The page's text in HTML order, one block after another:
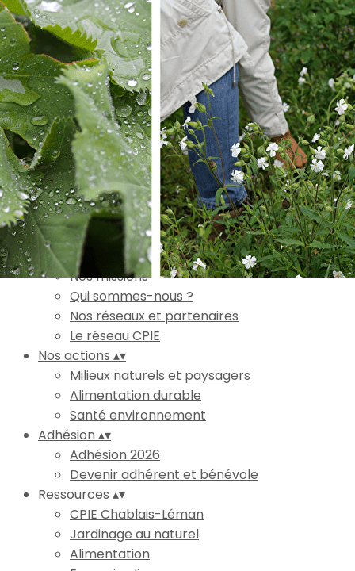
Exporter les lignes sélectionnées
Exporter toutes les colonnes
Exporter uniquement les colonnes affichées
Menu
Ajoutez un logo, un bouton, des réseaux sociaux
Cliquez pour éditer
Accueil▴
L'association
▴▾
Nos missions
Qui sommes-nous ?
Nos réseaux et partenaires
Le réseau CPIE
Nos actions ▴▾
Milieux naturels et paysagers
Alimentation durable
Santé environnement
Adhésion▴▾
Adhésion 2026
Devenir adhérent et bénévole
Ressources ▴▾
CPIE Chablais-Léman
Jardinage au naturel
Alimentation